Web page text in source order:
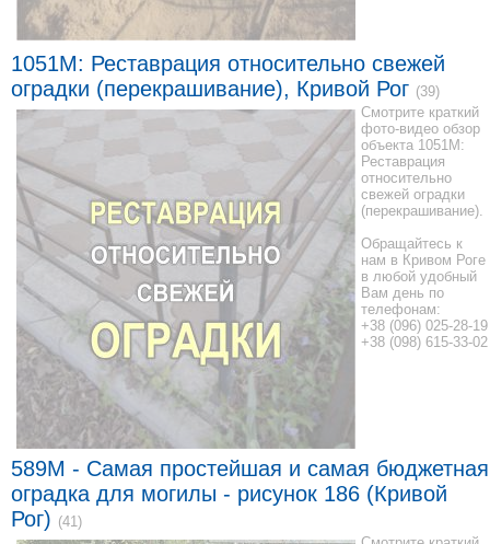
1051M: Реставрация относительно свежей
оградки (перекрашивание), Кривой Рог (39)
Смотрите краткий
фото-видео обзор
объекта 1051M:
Реставрация
относительно
свежей оградки
(перекрашивание).
Обращайтесь к
нам в Кривом Роге
в любой удобный
Вам день по
телефонам:
+38 (096) 025-28-19
+38 (098) 615-33-02
589M - Самая простейшая и самая бюджетная
оградка для могилы - рисунок 186 (Кривой
Рог) (41)